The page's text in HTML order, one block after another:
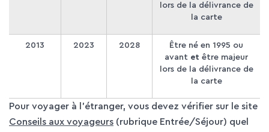
lors de la délivrance de
la carte
2013 2023 2028
Être né en 1995 ou
avant et être majeur
lors de la délivrance de
la carte
Pour voyager à l'étranger, vous devez vérifier sur le site
Conseils aux voyageurs (rubrique Entrée/Séjour) quel